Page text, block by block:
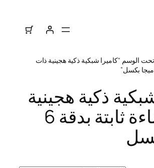
الوسم “كاميرا شبكية ذكية هجينية ذات
ذكية هجينية
ذات إضاءة ثابتة بدقة 6